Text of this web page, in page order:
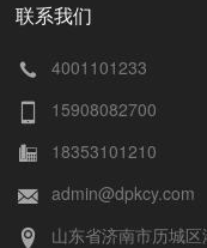
联系我们
4001101233
15908082700
18353101210
admin@dpkcy.com
山东省济南市历城